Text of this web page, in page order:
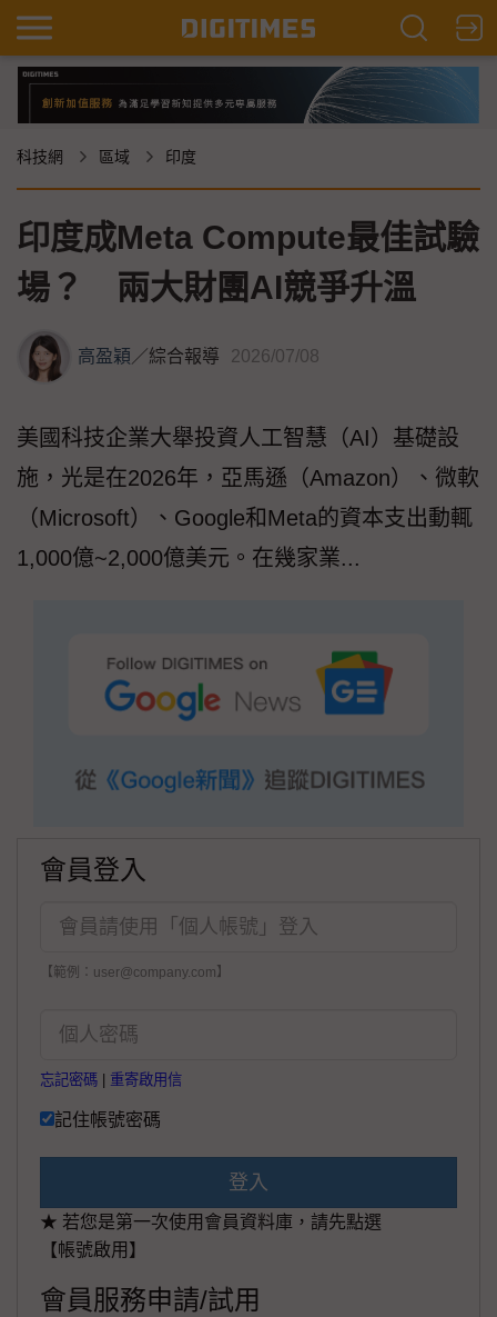
科技網 區域 印度
印度成Meta Compute最佳試驗
場？ 兩大財團AI競爭升溫
高盈穎／綜合報導 2026/07/08
美國科技企業大舉投資人工智慧（AI）基礎設
施，光是在2026年，亞馬遜（Amazon）、微軟
（Microsoft）、Google和Meta的資本支出動輒
1,000億~2,000億美元。在幾家業...
會員登入
【範例：user@company.com】
忘記密碼 重寄啟用信
記住帳號密碼
登入
★ 若您是第一次使用會員資料庫，請先點選
【帳號啟用】
會員服務申請/試用